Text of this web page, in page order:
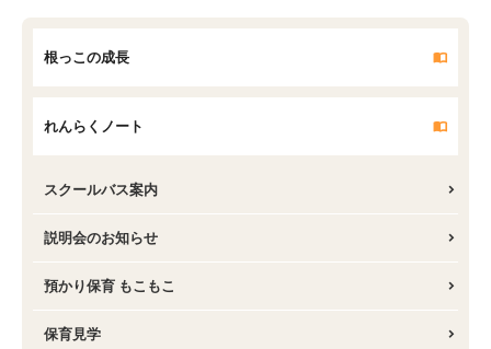
根っこの成長
れんらくノート
スクールバス案内
説明会のお知らせ
預かり保育 もこもこ
保育見学